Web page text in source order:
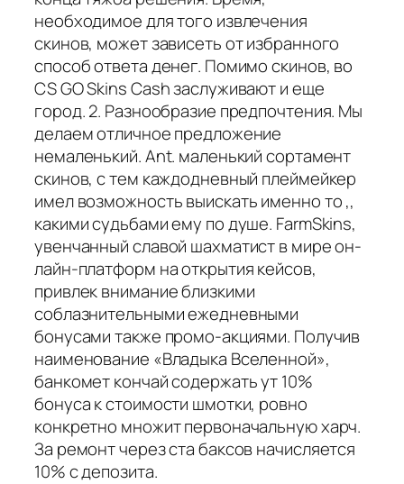
необходимое для того извлечения
скинов, может зависеть от избранного
способ ответа денег. Помимо скинов, во
CS GO Skins Cash заслуживают и еще
город. 2. Разнообразие предпочтения. Мы
делаем отличное предложение
немаленький. Ant. маленький сортамент
скинов, с тем каждодневный плеймейкер
имел возможность выискать именно то ,,
какими судьбами ему по душе. FarmSkins,
увенчанный славой шахматист в мире он-
лайн-платформ на открытия кейсов,
привлек внимание близкими
соблазнительными ежедневными
бонусами также промо-акциями. Получив
наименование «Владыка Вселенной»,
банкомет кончай содержать ут 10%
бонуса к стоимости шмотки, ровно
конкретно множит первоначальную харч.
За ремонт через ста баксов начисляется
10% с депозита.